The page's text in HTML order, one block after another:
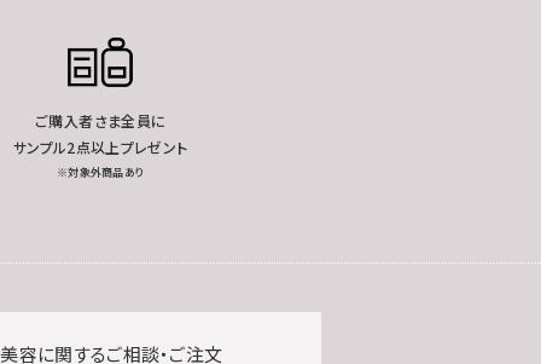
ご購入者さま全員に
サンプル2点以上プレゼント
※対象外商品あり
容に関するご相談・ご注文